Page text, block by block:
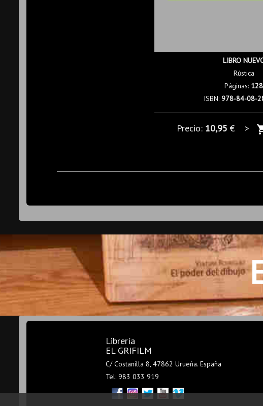
LIBRO
Rústica
Páginas: 128
ISBN: 978-84-08-
Precio: 10,95 € >
Librería
EL GRIFILM
C/ Costanilla 8, 47862 Urueña. España
Tel: 983 033 919